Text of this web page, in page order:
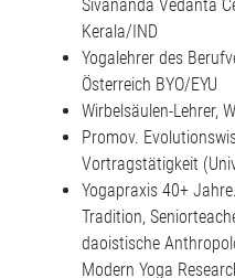
Sivananda Vedanta
Kerala/IND
Yogalehrer des
Österreich BYO/EYU
Wirbelsäulen-Lehrer,
Promov.
Vortragstätigkeit
Yogapraxis 40+
Tradition,
daoistische
Modern Yoga